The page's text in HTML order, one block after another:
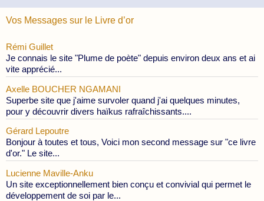
Vos Messages sur le Livre d’or
Rémi Guillet
Je connais le site "Plume de poète" depuis environ deux ans et ai
vite apprécié...
Axelle BOUCHER NGAMANI
Superbe site que j'aime survoler quand j'ai quelques minutes,
pour y découvrir divers haïkus rafraîchissants....
Gérard Lepoutre
Bonjour à toutes et tous, Voici mon second message sur "ce livre
d'or." Le site...
Lucienne Maville-Anku
Un site exceptionnellement bien conçu et convivial qui permet le
développement de soi par le...